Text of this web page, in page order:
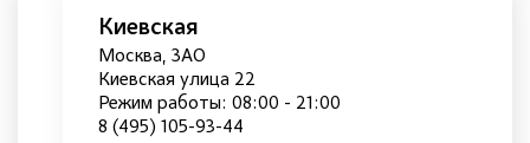
Киевская
Москва, ЗАО
Киевская улица 22
Режим работы: 08:00 - 21:00
8 (495) 105-93-44